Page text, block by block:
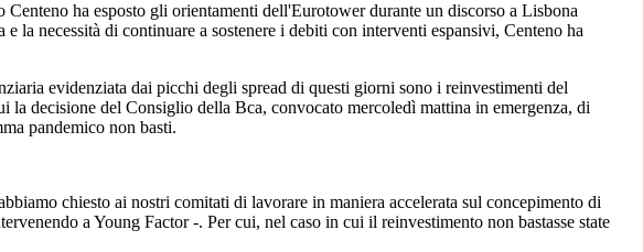
ha esposto gli orientamenti dell'Eurotower durante un discorso a Lisbona
la necessità di continuare a sostenere i debiti con interventi espansivi, Centeno ha
evidenziata dai picchi degli spread di questi giorni sono i reinvestimenti del
decisione del Consiglio della Bca, convocato mercoledì mattina in emergenza, di
pandemico non basti.
chiesto ai nostri comitati di lavorare in maniera accelerata sul concepimento di
a Young Factor -. Per cui, nel caso in cui il reinvestimento non bastasse state